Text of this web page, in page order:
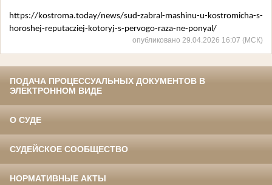
https://kostroma.today/news/sud-zabral-mashinu-u-kostromicha-s-
horoshej-reputacziej-kotoryj-s-pervogo-raza-ne-ponyal/
опубликовано 29.04.2026 16:07 (МСК)
ПОДАЧА ПРОЦЕССУАЛЬНЫХ ДОКУМЕНТОВ В
ЭЛЕКТРОННОМ ВИДЕ
О СУДЕ
СУДЕЙСКОЕ СООБЩЕСТВО
НОРМАТИВНЫЕ АКТЫ